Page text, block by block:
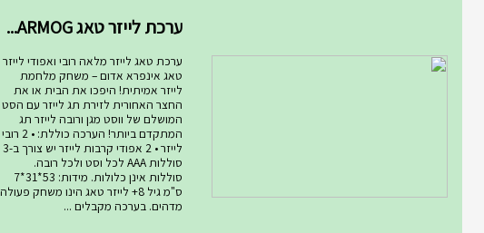
ערכת לייזר טאג ARMOG...
ערכת טאג לייזר מלאה רובי ואפודי לייזר
טאג אינפרא אדום – משחק מלחמת
לייזר אמיתית! היפכו את הבית או את
החצר האחורית לזירת תג לייזר עם הסט
המושלם של ווסט מגן ורובה לייזר תג
המתקדם ביותר! הערכה כוללת: • 2 רובי
לייזר • 2 אפודי קרבות לייזר יש צורך ב-3
סוללות AAA לכל וסט ולכל רובה.
סוללות אינן כלולות. מידות: 53*31*7
ס"מ גיל 8+ לייזר טאג הינו משחק פעולה
מדהים. בערכה מקבלים ...